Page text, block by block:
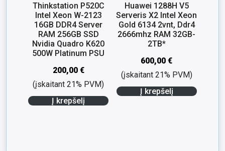
Thinkstation P520C
Intel Xeon W-2123
16GB DDR4 Server
RAM 256GB SSD
Nvidia Quadro K620
500W Platinum PSU
200,00 €
(įskaitant 21% PVM)
Į krepšelį
Huawei 1288H V5
Serveris X2 Intel Xeon
Gold 6134 2vnt, Ddr4
2666mhz RAM 32GB-
2TB*
600,00€
(įskaitant 21% PVM)
Į krepšelį